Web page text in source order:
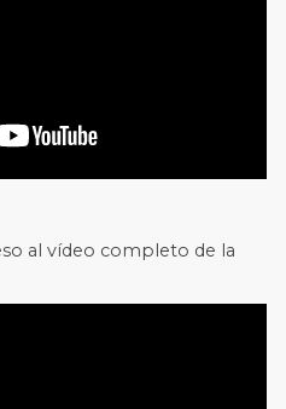
al vídeo completo de la